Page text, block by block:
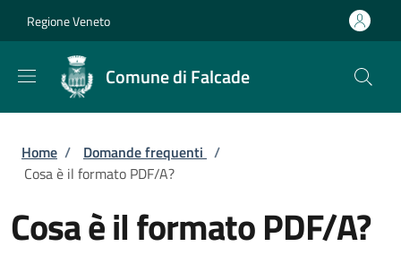
Regione Veneto
Comune di Falcade
Briciole di pane
Home / Domande frequenti /
Cosa è il formato PDF/A?
Cosa è il formato PDF/A?